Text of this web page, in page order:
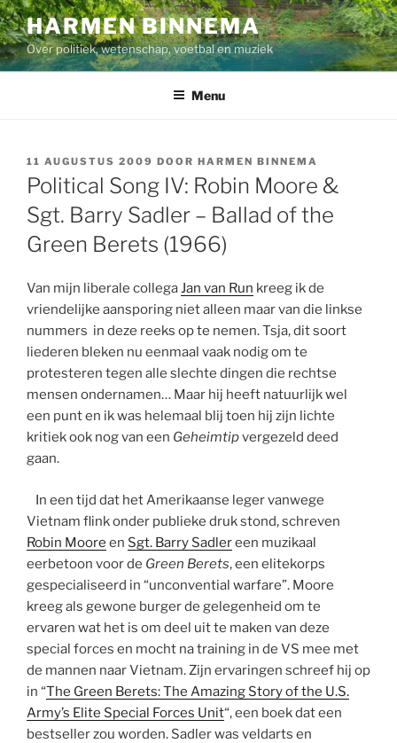
Ga
naar
de
inhoud
HARMEN BINNEMA
Over politiek, wetenschap, voetbal en muziek
Menu
GEPLAATST
OP
11 AUGUSTUS 2009 DOOR HARMEN BINNEMA
Political Song IV: Robin Moore &
Sgt. Barry Sadler – Ballad of the
Green Berets (1966)
Van mijn liberale collegaJan van Run kreeg ik de
vriendelijke aansporing niet alleen maar van die linkse
nummers in deze reeks op te nemen. Tsja, dit soort
liederen bleken nu eenmaal vaak nodig om te
protesteren tegen alle slechte dingen die rechtse
mensen ondernamen… Maar hij heeft natuurlijk wel
een punt en ik was helemaal blij toen hij zijn lichte
kritiek ook nog van een Geheimtipvergezeld deed
gaan.
In een tijd dat het Amerikaanse leger vanwege
Vietnam flink onder publieke druk stond, schreven
Robin Moore en Sgt. Barry Sadlereen muzikaal
eerbetoon voor de Green Berets, een elitekorps
gespecialiseerd in “unconvential warfare”. Moore
kreeg als gewone burger de gelegenheid om te
ervaren wat het is om deel uit te maken van deze
special forces en mocht na training in de VS mee met
de mannen naar Vietnam. Zijn ervaringen schreef hij op
in “The Green Berets: The Amazing Story of the U.S.
Army’s Elite Special Forces Unit“, een boek dat een
bestseller zou worden. Sadler was veldarts en